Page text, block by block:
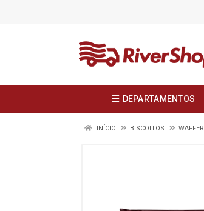
DEPARTAMENTOS
INÍCIO BISCOITOS WAFFER